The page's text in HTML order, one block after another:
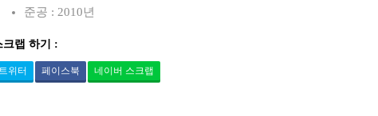
준공 : 2010년
크랩 하기 :
위터 페이스북 네이버 스크랩